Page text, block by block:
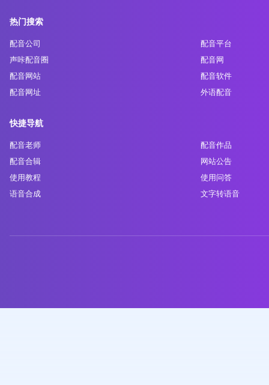
热门搜索
配音公司
配音平台
声咔配音圈
配音网
配音网站
配音软件
配音网址
外语配音
快捷导航
配音老师
配音作品
配音合辑
网站公告
使用教程
使用问答
语音合成
文字转语音